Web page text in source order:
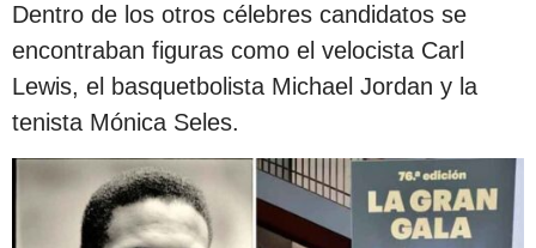
Dentro de los otros célebres candidatos se
encontraban figuras como el velocista Carl
Lewis, el basquetbolista Michael Jordan y la
tenista Mónica Seles.